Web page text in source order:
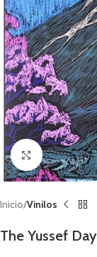
Clic para
Inicio Vinilos
The Yussef